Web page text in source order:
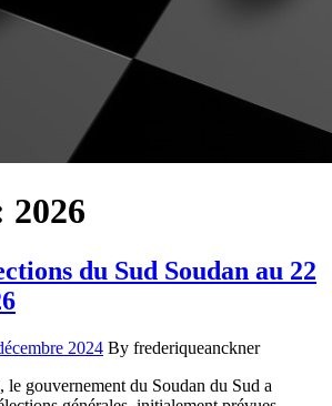
2026
du Sud Soudan au 22
2024 By frederiqueanckner
le gouvernement du Soudan du Sud a